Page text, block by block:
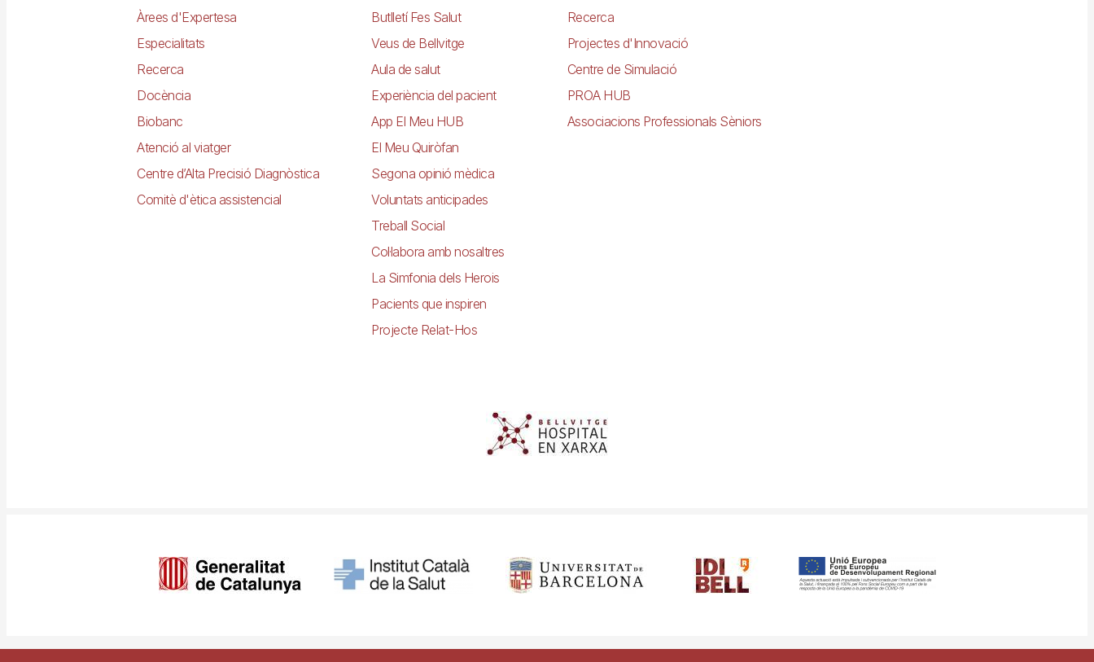
Àrees d'Expertesa
Especialitats
Recerca
Docència
Biobanc
Atenció al viatger
Centre d’Alta Precisió Diagnòstica
Comitè d'ètica assistencial
Butlletí Fes Salut
Veus de Bellvitge
Aula de salut
Experiència del pacient
App El Meu HUB
El Meu Quiròfan
Segona opinió mèdica
Voluntats anticipades
Treball Social
Col·labora amb nosaltres
La Simfonia dels Herois
Pacients que inspiren
Projecte Relat-Hos
Recerca
Projectes d'Innovació
Centre de Simulació
PROA HUB
Associacions Professionals Sèniors